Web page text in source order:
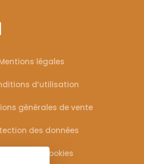
légales
d’utilisation
générales de vente
des données
Gestion des cookies